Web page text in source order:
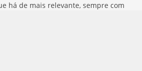
há de mais relevante, sempre com